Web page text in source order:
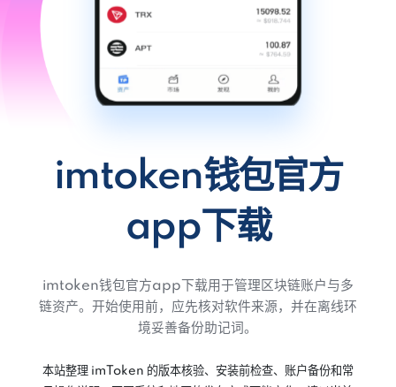
imtoken钱包官方
app下载
imtoken钱包官方app下载用于管理区块链账户与多
链资产。开始使用前，应先核对软件来源，并在离线环
境妥善备份助记词。
本站整理 imToken 的版本核验、安装前检查、账户备份和常